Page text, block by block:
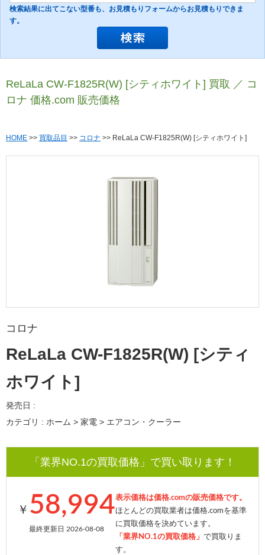
検索結果に出てこない型番も、お見積もりフォームからお見積もりできま
す。
ReLaLa CW-F1825R(W) [シティホワイト] 買取 ／ コ
ロナ 価格.com 販売価格
HOME >> 買取品目 >> コロナ >> ReLaLa CW-F1825R(W) [シティホワイト]
コロナ
ReLaLa CW-F1825R(W) [シティ
ホワイト]
発売日 :
カテゴリ : ホーム > 家電 > エアコン・クーラー
「業界NO.1の買取価格」で買い取ります！
￥ 58,994
最終更新日 2026-08-08
表示価格は価格.comの販売価格です。
ほとんどの買取業者は価格.comを基準
に買取価格を決めています。
「業界NO.1の買取価格」 で買取りま
す。